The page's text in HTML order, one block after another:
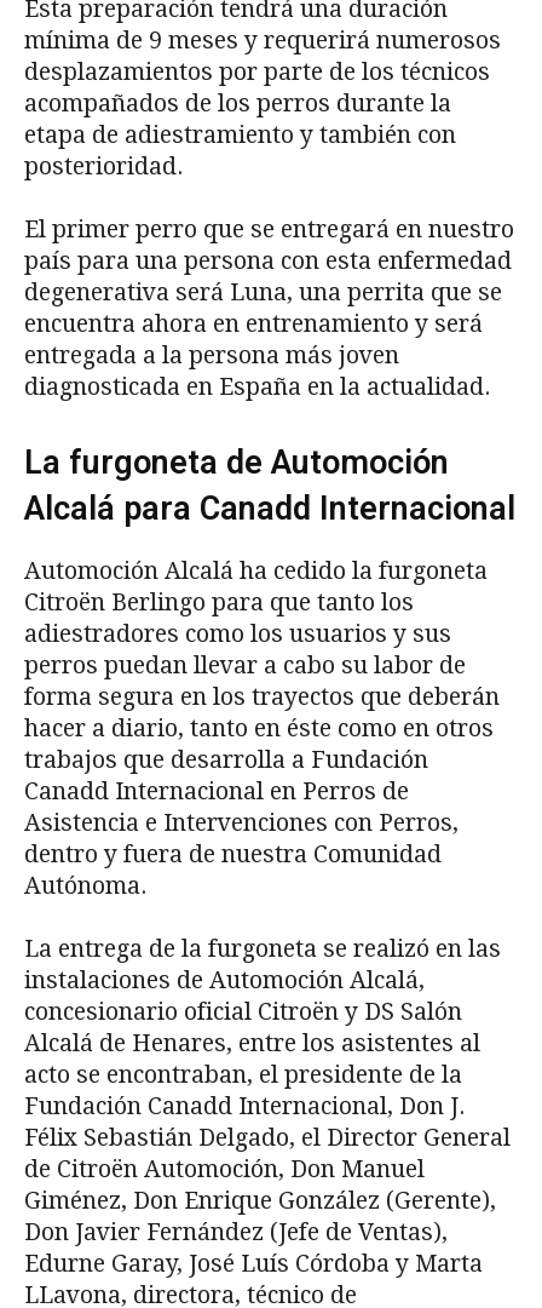
Esta preparación tendrá una duración
mínima de 9 meses y requerirá numerosos
desplazamientos por parte de los técnicos
acompañados de los perros durante la
etapa de adiestramiento y también con
posterioridad.
El primer perro que se entregará en nuestro
país para una persona con esta enfermedad
degenerativa será Luna, una perrita que se
encuentra ahora en entrenamiento y será
entregada a la persona más joven
diagnosticada en España en la actualidad.
La furgoneta de Automoción
Alcalá para Canadd Internacional
Automoción Alcalá ha cedido la furgoneta
Citroën Berlingo para que tanto los
adiestradores como los usuarios y sus
perros puedan llevar a cabo su labor de
forma segura en los trayectos que deberán
hacer a diario, tanto en éste como en otros
trabajos que desarrolla a Fundación
Canadd Internacional en Perros de
Asistencia e Intervenciones con Perros,
dentro y fuera de nuestra Comunidad
Autónoma.
La entrega de la furgoneta se realizó en las
instalaciones de Automoción Alcalá,
concesionario oficial Citroën y DS Salón
Alcalá de Henares, entre los asistentes al
acto se encontraban, el presidente de la
Fundación Canadd Internacional, Don J.
Félix Sebastián Delgado, el Director General
de Citroën Automoción, Don Manuel
Giménez, Don Enrique González (Gerente),
Don Javier Fernández (Jefe de Ventas),
Edurne Garay, José Luís Córdoba y Marta
LLavona, directora, técnico de